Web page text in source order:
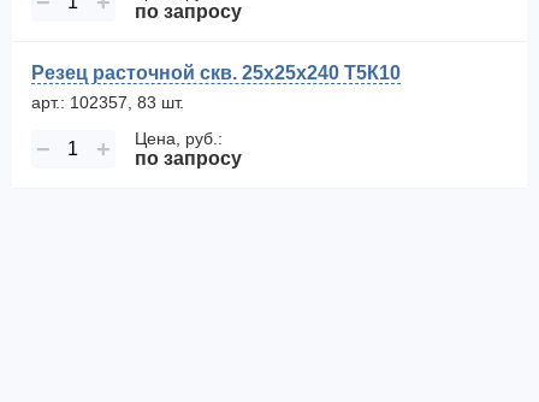
по запросу
Резец расточной скв. 25х25х240 Т5К10
арт.: 102357, 83 шт.
− + Цена, руб.:
по запросу